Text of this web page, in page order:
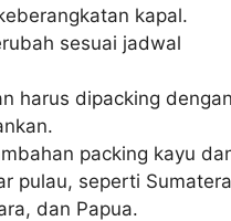
kapal.
sesuai jadwal
harus dipacking
packing kayu
pulau, seperti
dan Papua.